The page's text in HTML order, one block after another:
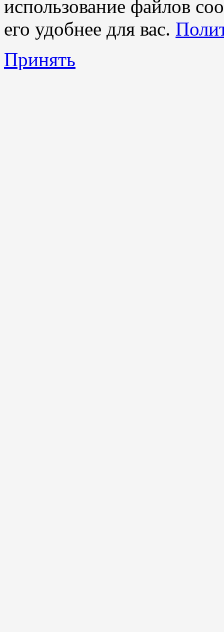
использование файлов
его удобнее для вас.
Принять